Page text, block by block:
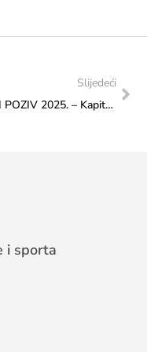
Slijedeći
JAVNI POZIV 2025. – Kapitalni transferi drugim nivoima vlasti i fondovima – Izgradnja, adaptacija i rekonstrukcija institucija kulture
i sporta